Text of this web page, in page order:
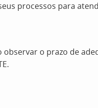
processos para
o prazo de